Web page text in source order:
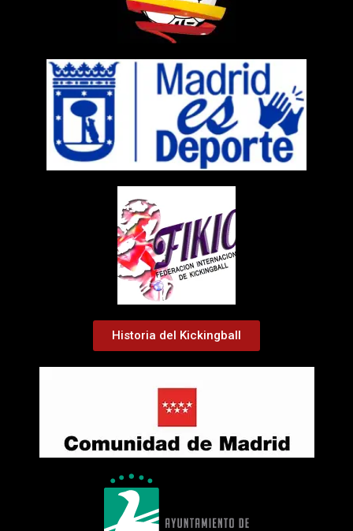
Historia del Kickingball